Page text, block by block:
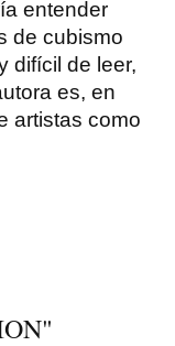
entender
de cubismo
difícil de leer,
es, en
artistas como